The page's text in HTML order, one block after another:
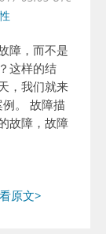
障，而不是
这样的结
，我们就来
。 故障描
故障，故障
原文>